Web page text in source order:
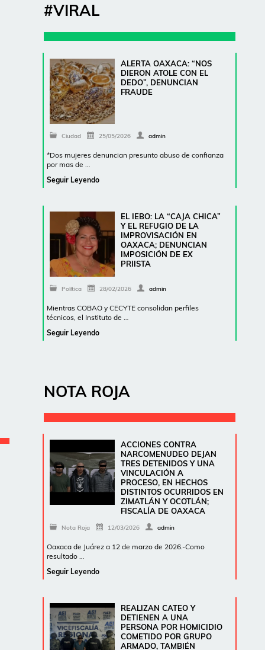
#VIRAL
ALERTA OAXACA: “NOS
DIERON ATOLE CON EL
DEDO”, DENUNCIAN
FRAUDE
Ciudad 25/05/2026 admin
*Dos mujeres denuncian presunto abuso de confianza
por mas de …
Seguir Leyendo
EL IEBO: LA “CAJA CHICA”
Y EL REFUGIO DE LA
IMPROVISACIÓN EN
OAXACA; DENUNCIAN
IMPOSICIÓN DE EX
PRIISTA
Política 28/02/2026 admin
Mientras COBAO y CECYTE consolidan perfiles
técnicos, el Instituto de …
Seguir Leyendo
NOTA ROJA
ACCIONES CONTRA
NARCOMENUDEO DEJAN
TRES DETENIDOS Y UNA
VINCULACIÓN A
PROCESO, EN HECHOS
DISTINTOS OCURRIDOS EN
ZIMATLÁN Y OCOTLÁN;
FISCALÍA DE OAXACA
Nota Roja 12/03/2026 admin
Oaxaca de Juárez a 12 de marzo de 2026.-Como
resultado …
Seguir Leyendo
REALIZAN CATEO Y
DETIENEN A UNA
PERSONA POR HOMICIDIO
COMETIDO POR GRUPO
ARMADO, TAMBIÉN